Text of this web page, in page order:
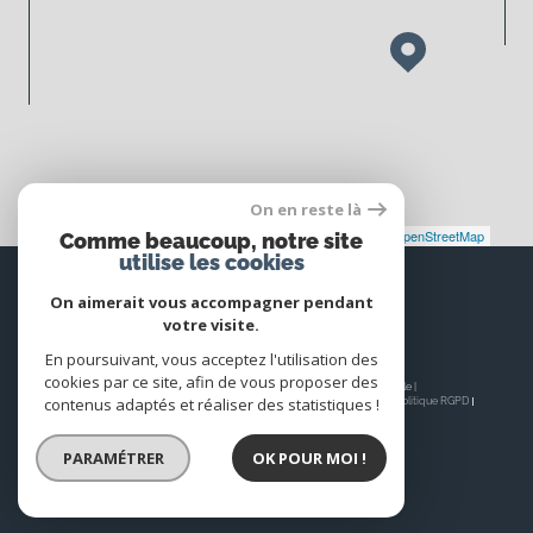
Leaflet|©JawgMaps © OpenStreetMap
Espace
PROPRIÉTAIRE
Se connecter
© 2026 | Tous droits réservés | Traduction powered by Google |
Nos honoraires
Plan du site Mentions légales Admin Nos liens
Politique RGPD
On en reste là
Comme beaucoup, notre site
utilise les cookies
On aimerait vous accompagner pendant
votre visite.
En poursuivant, vous acceptez l'utilisation des
cookies par ce site, afin de vous proposer des
contenus adaptés et réaliser des statistiques !
PARAMÉTRER OK POUR MOI !